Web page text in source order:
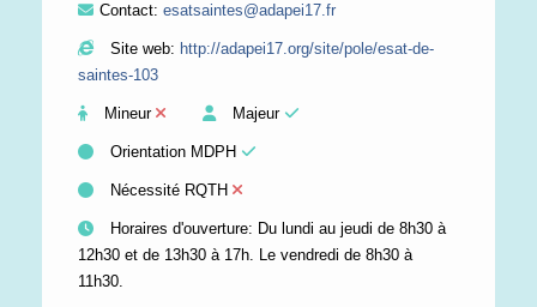
Contact: esatsaintes@adapei17.fr
Site web: http://adapei17.org/site/pole/esat-de-
saintes-103
Mineur Majeur
Orientation MDPH
Nécessité RQTH
Horaires d'ouverture: Du lundi au jeudi de 8h30 à
12h30 et de 13h30 à 17h. Le vendredi de 8h30 à
11h30.